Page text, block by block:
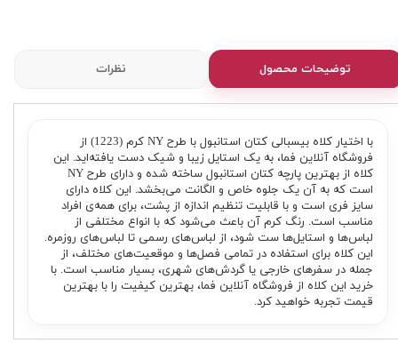
توضیحات محصول نظرات
با اختیار کلاه بیسبالی کتان استانبول با طرح NY کرم (1223) از
فروشگاه آنلاین فما، به یک استایل زیبا و شیک دست یافته‌اید. این
کلاه از بهترین پارچه کتان استانبول ساخته شده و دارای طرح NY
است که به آن یک جلوه خاص و الگانت می‌بخشد. این کلاه دارای
سایز فری است و با قابلیت تنظیم اندازه از پشت، برای همه‌ی افراد
مناسب است. رنگ کرم آن باعث می‌شود که با انواع مختلفی از
لباس‌ها و استایل‌ها ست شود، از لباس‌های رسمی تا لباس‌های روزمره.
این کلاه برای استفاده در تمامی فصل‌ها و موقعیت‌های مختلف، از
جمله در سفرهای خارجی یا گردش‌های شهری، بسیار مناسب است. با
خرید این کلاه از فروشگاه آنلاین فما، بهترین کیفیت را با بهترین
قیمت تجربه خواهید کرد.